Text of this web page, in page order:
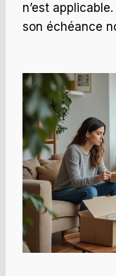
n’est
son échéance